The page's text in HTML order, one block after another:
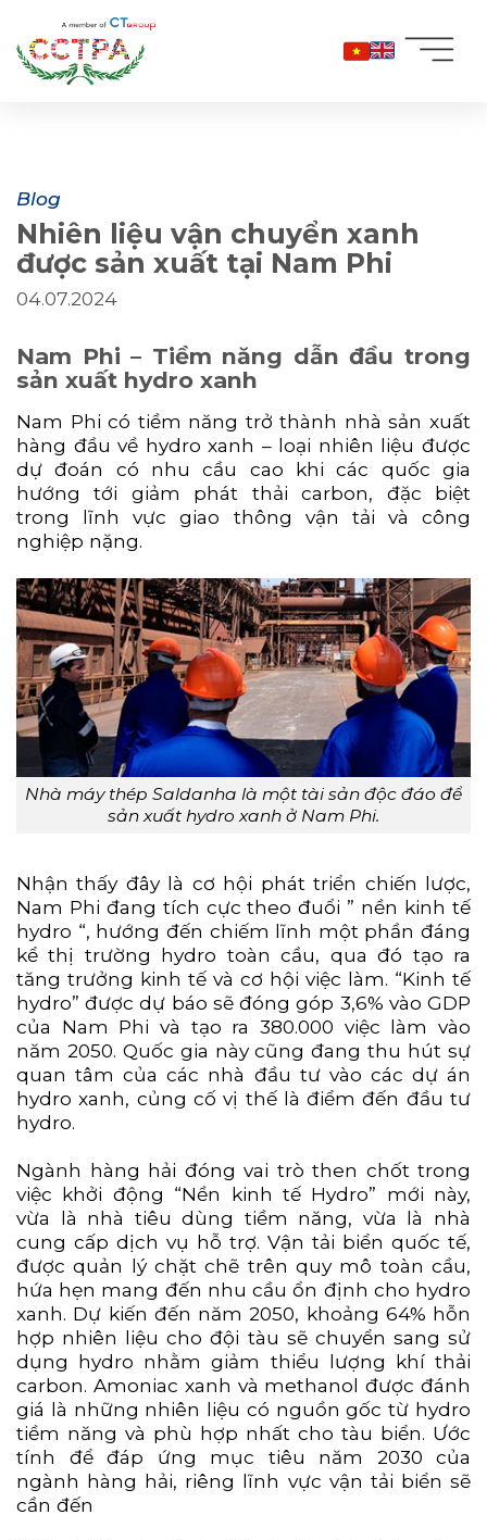
content
Blog
Nhiên liệu vận chuyển xanh
được sản xuất tại Nam Phi
04.07.2024
Nam Phi – Tiềm năng dẫn đầu trong
sản xuất hydro xanh
Nam Phi có tiềm năng trở thành nhà sản xuất
hàng đầu về hydro xanh – loại nhiên liệu được
dự đoán có nhu cầu cao khi các quốc gia
hướng tới giảm phát thải carbon, đặc biệt
trong lĩnh vực giao thông vận tải và công
nghiệp nặng.
Nhà máy thép Saldanha là một tài sản độc đáo để
sản xuất hydro xanh ở Nam Phi.
Nhận thấy đây là cơ hội phát triển chiến lược,
Nam Phi đang tích cực theo đuổi ” nền kinh tế
hydro “, hướng đến chiếm lĩnh một phần đáng
kể thị trường hydro toàn cầu, qua đó tạo ra
tăng trưởng kinh tế và cơ hội việc làm. “Kinh tế
hydro” được dự báo sẽ đóng góp 3,6% vào GDP
của Nam Phi và tạo ra 380.000 việc làm vào
năm 2050. Quốc gia này cũng đang thu hút sự
quan tâm của các nhà đầu tư vào các dự án
hydro xanh, củng cố vị thế là điểm đến đầu tư
hydro.
Ngành hàng hải đóng vai trò then chốt trong
việc khởi động “Nền kinh tế Hydro” mới này,
vừa là nhà tiêu dùng tiềm năng, vừa là nhà
cung cấp dịch vụ hỗ trợ. Vận tải biển quốc tế,
được quản lý chặt chẽ trên quy mô toàn cầu,
hứa hẹn mang đến nhu cầu ổn định cho hydro
xanh. Dự kiến đến năm 2050, khoảng 64% hỗn
hợp nhiên liệu cho đội tàu sẽ chuyển sang sử
dụng hydro nhằm giảm thiểu lượng khí thải
carbon. Amoniac xanh và methanol được đánh
giá là những nhiên liệu có nguồn gốc từ hydro
tiềm năng và phù hợp nhất cho tàu biển. Ước
tính để đáp ứng mục tiêu năm 2030 của
ngành hàng hải, riêng lĩnh vực vận tải biển sẽ
cần đến